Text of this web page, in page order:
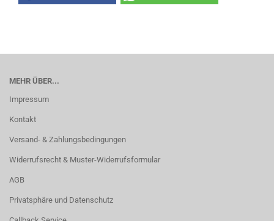
MEHR ÜBER...
Impressum
Kontakt
Versand- & Zahlungsbedingungen
Widerrufsrecht & Muster-Widerrufsformular
AGB
Privatsphäre und Datenschutz